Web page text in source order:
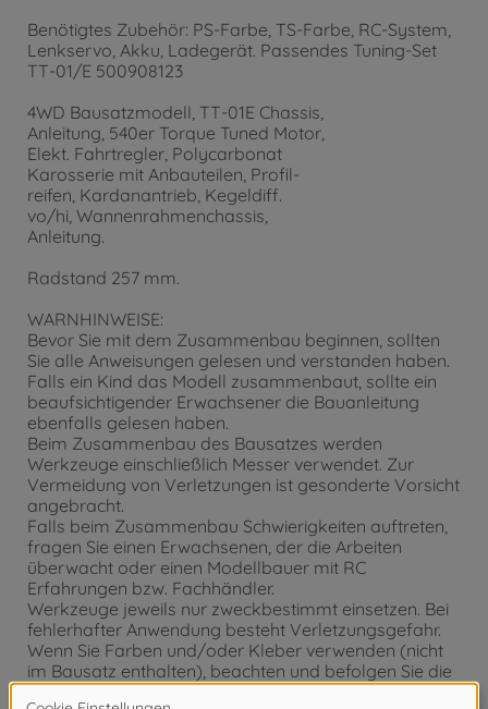
Benötigtes Zubehör: PS-Farbe, TS-Farbe, RC-System,
Lenkservo, Akku, Ladegerät. Passendes Tuning-Set
TT-01/E 500908123
4WD Bausatzmodell, TT-01E Chassis,
Anleitung, 540er Torque Tuned Motor,
Elekt. Fahrtregler, Polycarbonat
Karosserie mit Anbauteilen, Profil-
reifen, Kardanantrieb, Kegeldiff.
vo/hi, Wannenrahmenchassis,
Anleitung.
Radstand 257 mm.
WARNHINWEISE:
Bevor Sie mit dem Zusammenbau beginnen, sollten
Sie alle Anweisungen gelesen und verstanden haben.
Falls ein Kind das Modell zusammenbaut, sollte ein
beaufsichtigender Erwachsener die Bauanleitung
ebenfalls gelesen haben.
Beim Zusammenbau des Bausatzes werden
Werkzeuge einschließlich Messer verwendet. Zur
Vermeidung von Verletzungen ist gesonderte Vorsicht
angebracht.
Falls beim Zusammenbau Schwierigkeiten auftreten,
fragen Sie einen Erwachsenen, der die Arbeiten
überwacht oder einen Modellbauer mit RC
Erfahrungen bzw. Fachhändler.
Werkzeuge jeweils nur zweckbestimmt einsetzen. Bei
fehlerhafter Anwendung besteht Verletzungsgefahr.
Wenn Sie Farben und/oder Kleber verwenden (nicht
im Bausatz enthalten), beachten und befolgen Sie die
dort beiliegenden Anweisungen.